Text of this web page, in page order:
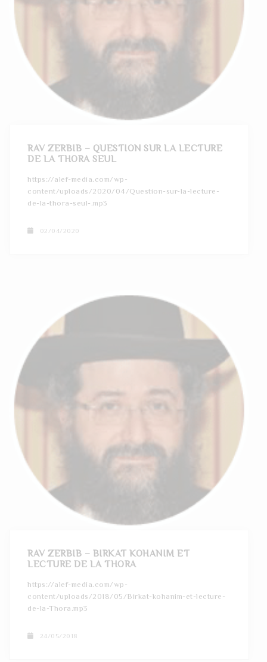
RAV ZERBIB – QUESTION SUR LA LECTURE
DE LA THORA SEUL
https://alef-media.com/wp-
content/uploads/2020/04/Question-sur-la-lecture-
de-la-thora-seul-.mp3
02/04/2020
RAV ZERBIB – BIRKAT KOHANIM ET
LECTURE DE LA THORA
https://alef-media.com/wp-
content/uploads/2018/05/Birkat-kohanim-et-lecture-
de-la-Thora.mp3
24/05/2018